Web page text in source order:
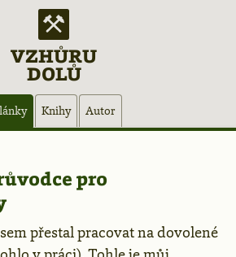
VZHŮRU
DOLŮ
Knihy Autor
pro
přestal pracovat na dovolené